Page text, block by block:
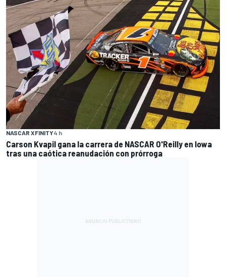
NASCAR XFINITY4 h
Carson Kvapil gana la carrera de NASCAR O'Reilly en Iowa
tras una caótica reanudación con prórroga